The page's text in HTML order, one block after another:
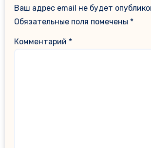
Ваш адрес email не будет
Обязательные поля помечены *
Комментарий *